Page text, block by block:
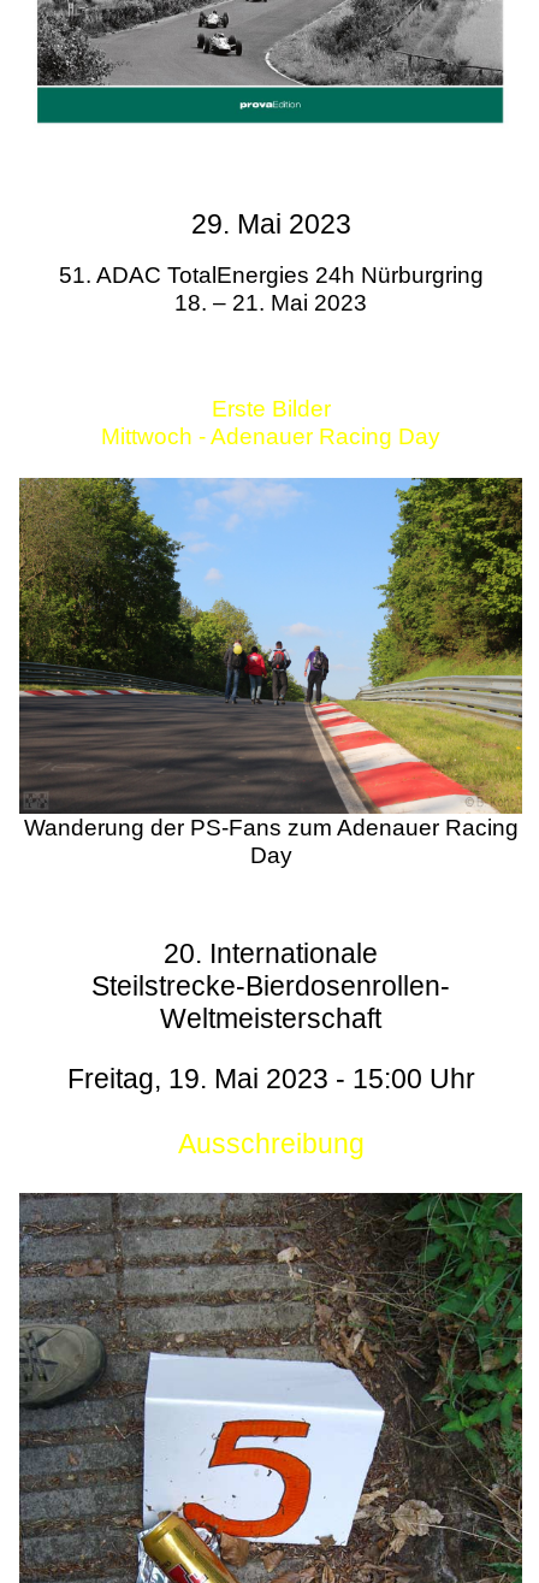
29. Mai 2023
51. ADAC TotalEnergies 24h Nürburgring
18. – 21. Mai 2023
Erste Bilder
Mittwoch - Adenauer Racing Day
Wanderung der PS-Fans zum Adenauer Racing
Day
20. Internationale
Steilstrecke-Bierdosenrollen-
Weltmeisterschaft
Freitag, 19. Mai 2023 - 15:00 Uhr
Ausschreibung